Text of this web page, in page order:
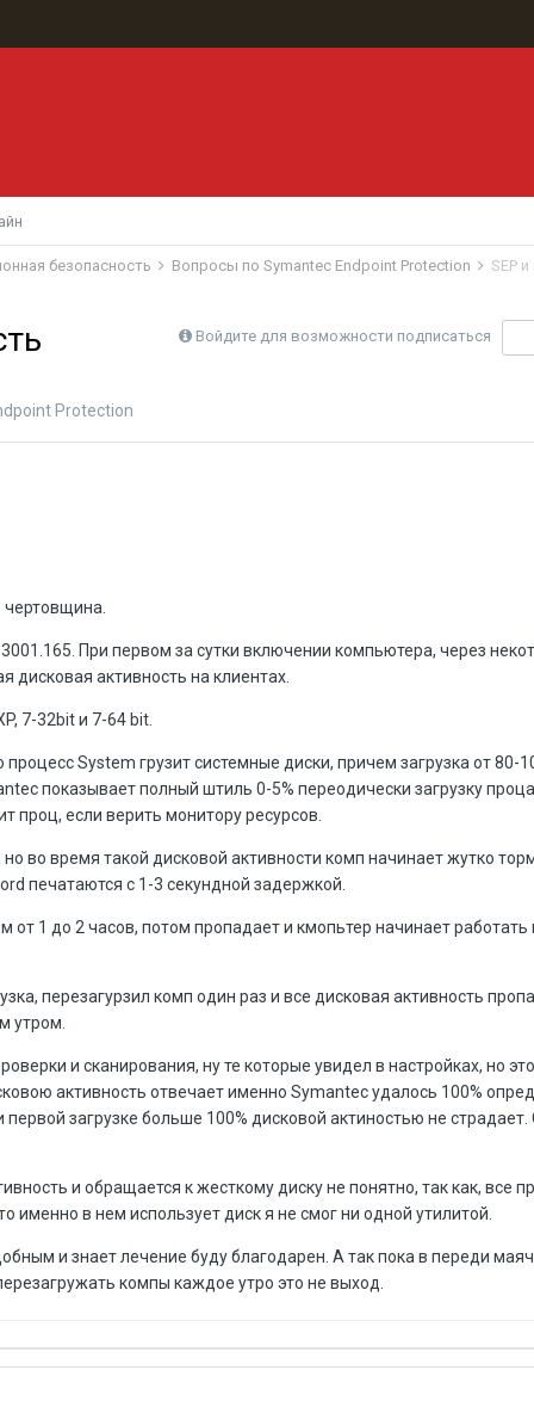
безопасность Вопросы по Symantec Endpoint Protection SEP
Войдите для возможности подписаться
Protection
При первом за сутки включении компьютера, через
активность на клиентах.
7-32bit и 7-64 bit.
System грузит системные диски, причем загрузка от 80-
показывает полный штиль 0-5% переодически загрузку
проц, если верить монитору ресурсов.
во время такой дисковой активности комп начинает жутко
печатаются с 1-3 секундной задержкой.
от 1 до 2 часов, потом пропадает и кмопьтер начинает
перезагурзил комп один раз и все дисковая активность
утром.
и сканирования, ну те которые увидел в настройках, но
активность отвечает именно Symantec удалось 100%
первой загрузке больше 100% дисковой актиностью не
и обращается к жесткому диску не понятно, так как, все
именно в нем использует диск я не смог ни одной утилитой.
и знает лечение буду благодарен. А так пока в переди
компы каждое утро это не выход.